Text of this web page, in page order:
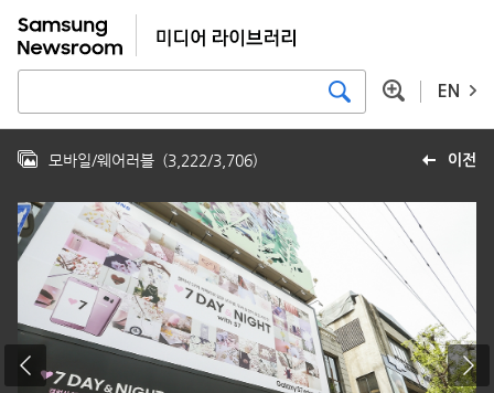
EN
이전
모바일/웨어러블 (3,222/3,706)